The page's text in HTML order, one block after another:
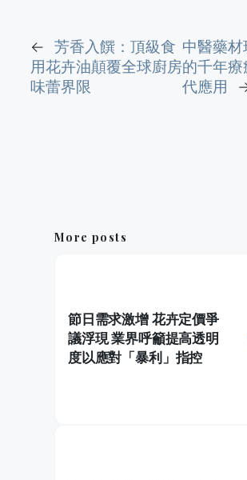
←
芳香入饌：頂級食
用花卉油顛覆全球廚房
味蕾界限
中醫藥
的千年
代應用
More posts
節日需求激增 花卉定價爭
議浮現 業界呼籲提高透明
度以應對「暴利」指控